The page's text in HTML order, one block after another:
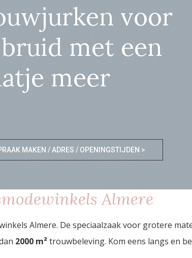
voor
met een
meer
MAKEN / ADRES / OPENINGSTIJDEN >
Almere
Almere. De speciaalzaak voor grotere
2000 m²trouwbeleving. Kom eens langs en